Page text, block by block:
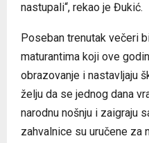
nastupali“, rekao je Đukić.
Poseban trenutak večeri
maturantima koji ove
obrazovanje i nastavljaju
želju da se jednog dana
narodnu nošnju i zaigraju
zahvalnice su uručene za